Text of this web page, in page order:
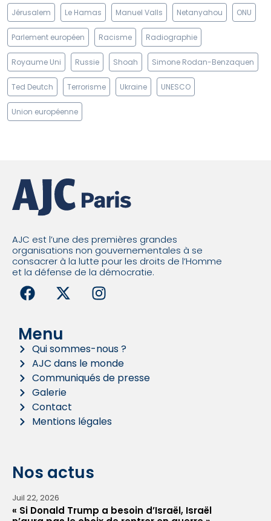
Jérusalem Le Hamas Manuel Valls Netanyahou ONU
Parlement européen Racisme Radiographie
Royaume Uni Russie Shoah Simone Rodan-Benzaquen
Ted Deutch Terrorisme Ukraine UNESCO
Union européenne
AJC est l’une des premières grandes
organisations non gouvernementales à se
consacrer à la lutte pour les droits de l’Homme
et la défense de la démocratie.
Menu
Qui sommes-nous ?
AJC dans le monde
Communiqués de presse
Galerie
Contact
Mentions légales
Nos actus
Juil 22, 2026
« Si Donald Trump a besoin d’Israël, Israël